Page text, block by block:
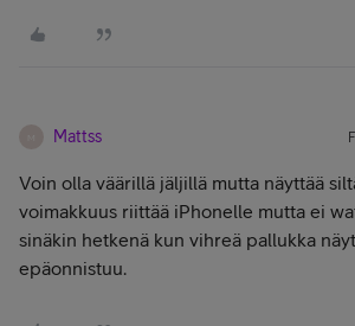
Mattss
Voin olla väärillä jäljillä mutta näyttää
voimakkuus riittää iPhonelle mutta ei
sinäkin hetkenä kun vihreä pallukka
epäonnistuu.